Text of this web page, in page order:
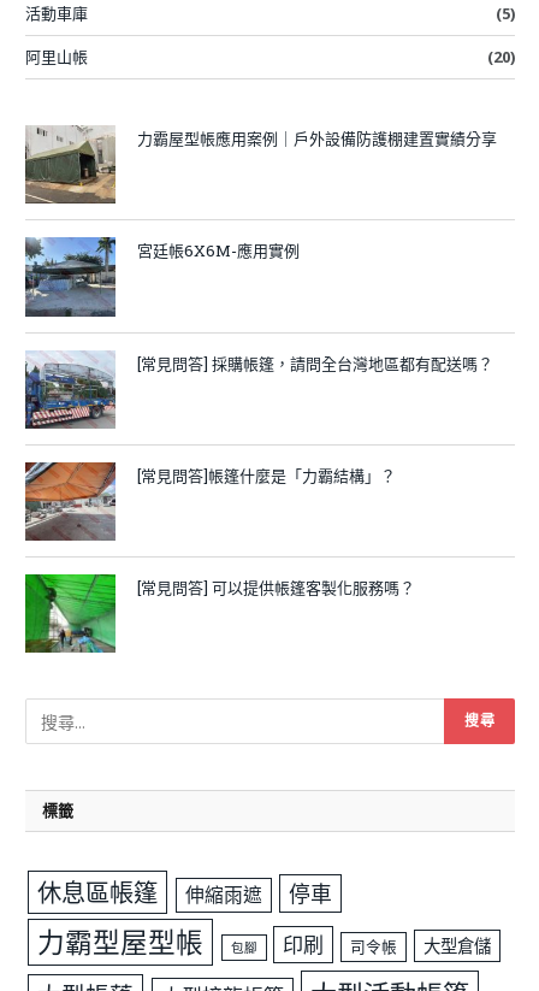
活動車庫
(5)
阿里山帳
(20)
力霸屋型帳應用案例｜戶外設備防護棚建置實績分享
宮廷帳6X6M-應用實例
[常見問答] 採購帳篷，請問全台灣地區都有配送嗎？
[常見問答]帳篷什麼是「力霸結構」？
[常見問答] 可以提供帳篷客製化服務嗎？
標籤
休息區帳篷 伸縮雨遮 停車
力霸型屋型帳 包腳 印刷 司令帳 大型倉儲